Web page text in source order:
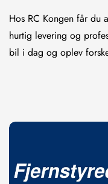
Hos RC Kongen får du
hurtig levering og
bil i dag og oplev